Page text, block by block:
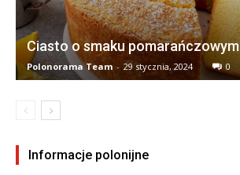
Ciasto o smaku pomarańczowym
Polonorama Team - 29 stycznia, 2024 0
Informacje polonijne